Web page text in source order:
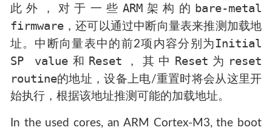
此外，对于一些 ARM 架构的 bare-metal
firmware，还可以通过中断向量表来推测加载地
址。中断向量表中的前2项内容分别为Initial
SP value 和 Reset ，其中 Reset 为 reset
routine的地址，设备上电/重置时将会从这里开
始执行，根据该地址推测可能的加载地址。
In the used cores, an ARM Cortex-M3, the boot